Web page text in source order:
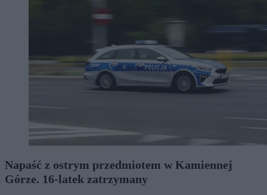
Napaść z ostrym przedmiotem w Kamiennej
Górze. 16-latek zatrzymany